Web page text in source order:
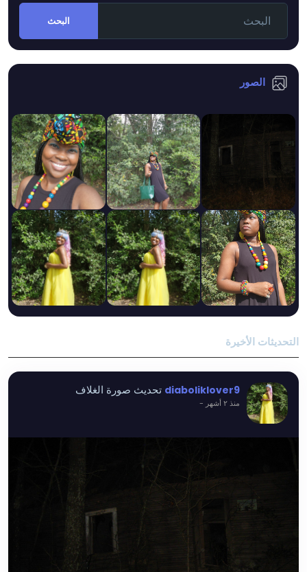
البحث
الصور
التحديثات الأخيرة
diaboliklover9 تحديث صورة الغلاف
منذ ٢ أشهر -